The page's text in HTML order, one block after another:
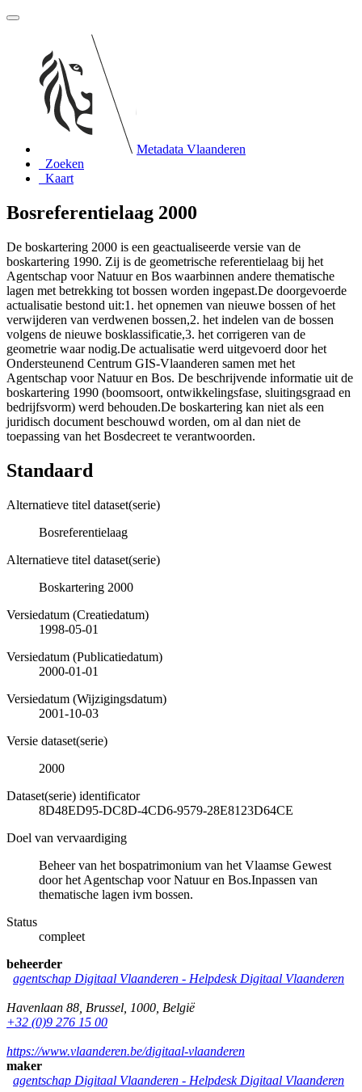
Metadata Vlaanderen
Zoeken
Kaart
Bosreferentielaag 2000
De boskartering 2000 is een geactualiseerde versie van de
boskartering 1990. Zij is de geometrische referentielaag bij het
Agentschap voor Natuur en Bos waarbinnen andere thematische
lagen met betrekking tot bossen worden ingepast.De doorgevoerde
actualisatie bestond uit:1. het opnemen van nieuwe bossen of het
verwijderen van verdwenen bossen,2. het indelen van de bossen
volgens de nieuwe bosklassificatie,3. het corrigeren van de
geometrie waar nodig.De actualisatie werd uitgevoerd door het
Ondersteunend Centrum GIS-Vlaanderen samen met het
Agentschap voor Natuur en Bos. De beschrijvende informatie uit de
boskartering 1990 (boomsoort, ontwikkelingsfase, sluitingsgraad en
bedrijfsvorm) werd behouden.De boskartering kan niet als een
juridisch document beschouwd worden, om al dan niet de
toepassing van het Bosdecreet te verantwoorden.
Standaard
Alternatieve titel dataset(serie)
Bosreferentielaag
Alternatieve titel dataset(serie)
Boskartering 2000
Versiedatum (Creatiedatum)
1998-05-01
Versiedatum (Publicatiedatum)
2000-01-01
Versiedatum (Wijzigingsdatum)
2001-10-03
Versie dataset(serie)
2000
Dataset(serie) identificator
8D48ED95-DC8D-4CD6-9579-28E8123D64CE
Doel van vervaardiging
Beheer van het bospatrimonium van het Vlaamse Gewest
door het Agentschap voor Natuur en Bos.Inpassen van
thematische lagen ivm bossen.
Status
compleet
beheerder
agentschap Digitaal Vlaanderen - Helpdesk Digitaal Vlaanderen
Havenlaan 88 Brussel 1000 België
+32 (0)9 276 15 00
https://www.vlaanderen.be/digitaal-vlaanderen
maker
agentschap Digitaal Vlaanderen - Helpdesk Digitaal Vlaanderen